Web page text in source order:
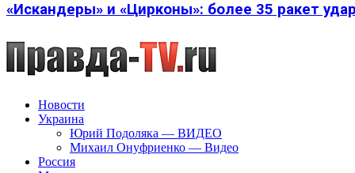
«Искандеры» и «Цирконы»: более 35 ракет
Новости
Украина
Юрий Подоляка — ВИДЕО
Михаил Онуфриенко — Видео
Россия